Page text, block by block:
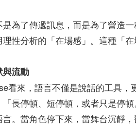
為了傳遞訊息，而是為了營造
性分析的「在場感」。這種「
與流動
看來，語言不僅是說話的工具
長停頓、短停頓，或者只是停
言。當角色停下來，當舞台沉靜